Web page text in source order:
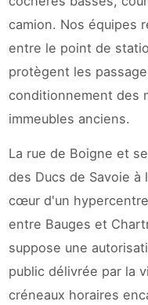
camion. Nos équipes
entre le point de
protègent les
conditionnement des
immeubles anciens.
La rue de Boigne et
des Ducs de Savoie
cœur d'un
entre Bauges et
suppose une
public délivrée par la
créneaux horaires